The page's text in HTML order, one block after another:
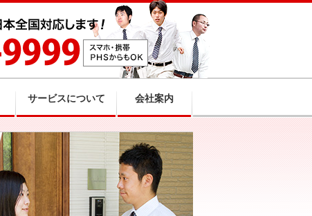
サービスについて 会社案内